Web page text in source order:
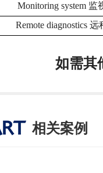
Monitoring system 监
Remote diagnostics
如需其
相关案例